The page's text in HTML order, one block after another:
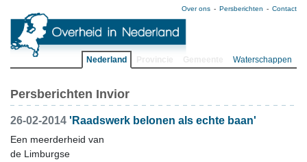
Over ons Persberichten Contact
Nederland Waterschappen
Persberichten Invior
26-02-2014 'Raadswerk belonen als echte baan'
Een meerderheid van
de Limburgse